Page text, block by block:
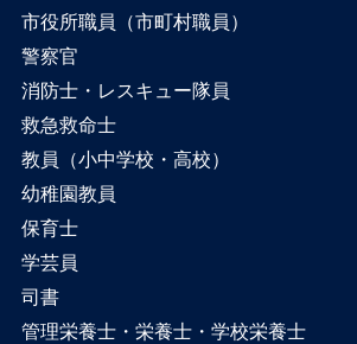
市役所職員（市町村職員）
警察官
消防士・レスキュー隊員
救急救命士
教員（小中学校・高校）
幼稚園教員
保育士
学芸員
司書
管理栄養士・栄養士・学校栄養士